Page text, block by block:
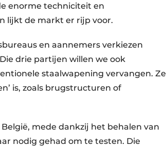
enorme techniciteit en
lijkt de markt er rijp voor.
en aannemers verkiezen
drie partijen willen we ook
staalwapening vervangen. Ze
is, zoals brugstructuren of
mede dankzij het behalen van
nodig gehad om te testen. Die